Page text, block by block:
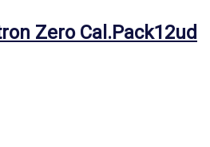
Zero Cal.Pack12ud